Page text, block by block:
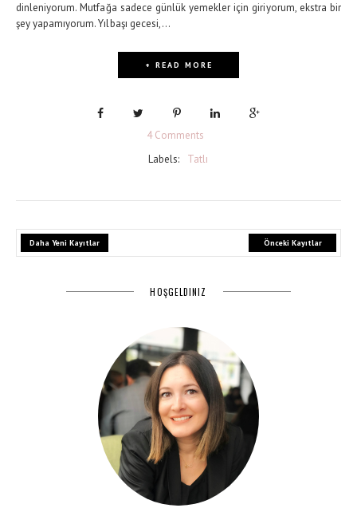
dinleniyorum. Mutfağa sadece günlük yemekler için giriyorum, ekstra bir
şey yapamıyorum. Yılbaşı gecesi,...
+ READ MORE
4 Comments
Labels:
Tatlı
Daha Yeni Kayıtlar Önceki Kayıtlar
HOŞGELDINIZ